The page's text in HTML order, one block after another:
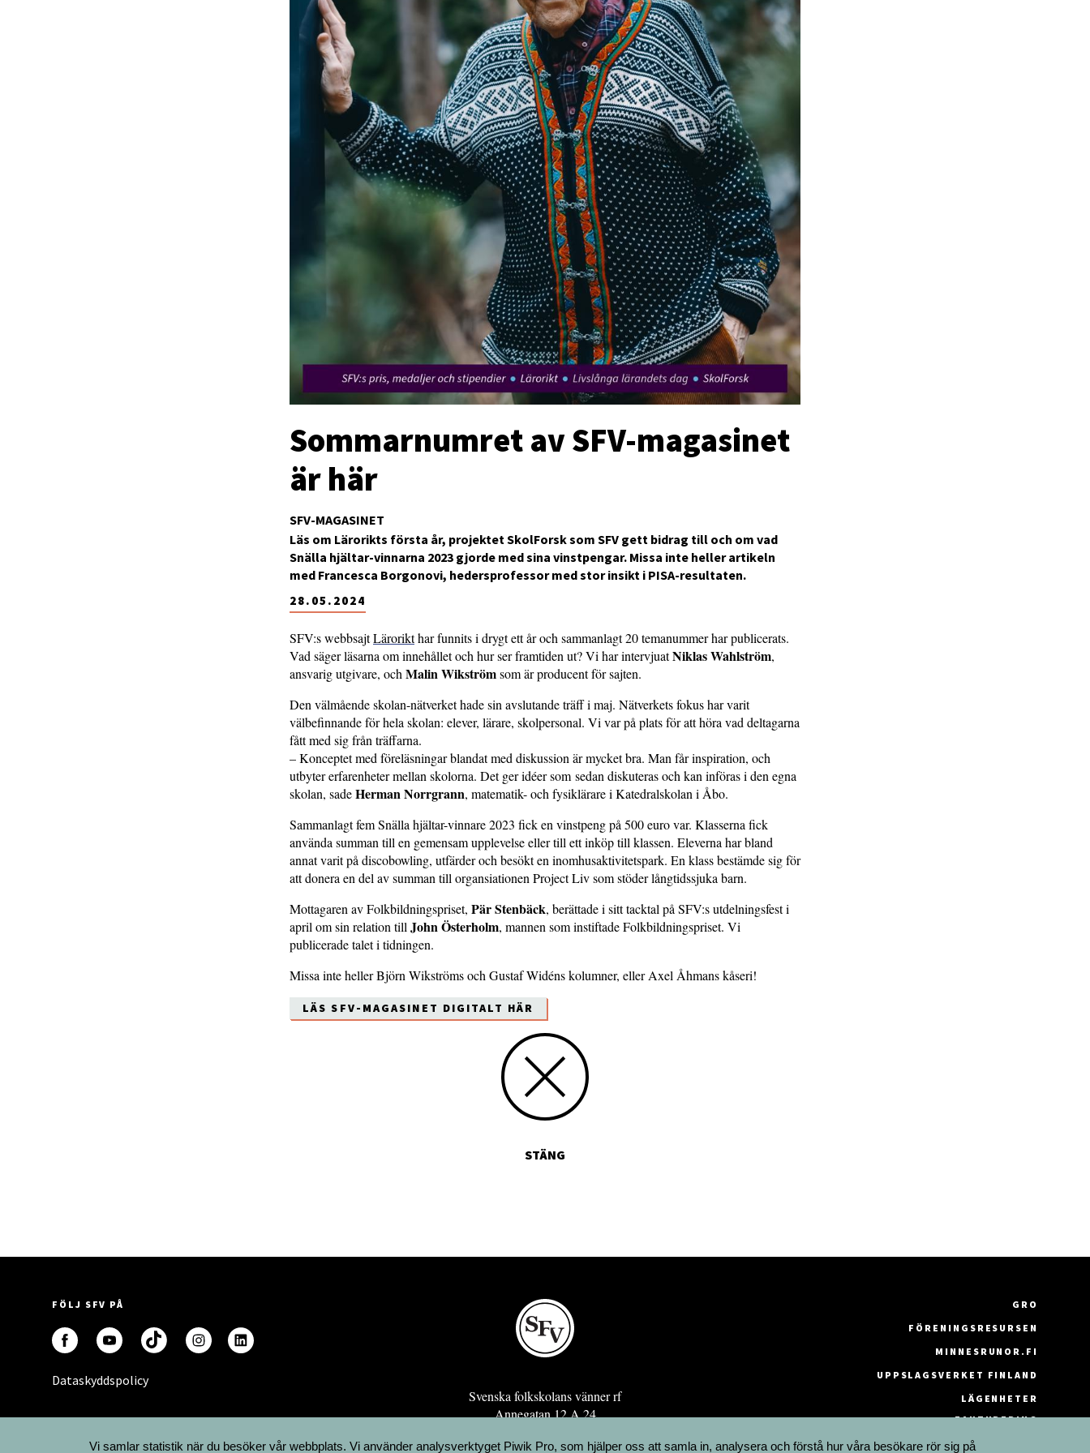
SFV-MAGASINET
Sommarnumret av SFV-magasinet
är här
28.05.2024
Läs om Lärorikts första år, projektet SkolForsk som SFV gett bidrag till och om vad
Snälla hjältar-vinnarna 2023 gjorde med sina vinstpengar. Missa inte heller artikeln
med Francesca Borgonovi, hedersprofessor med stor insikt i PISA-resultaten.
SFV:s webbsajtLärorikthar funnits i drygt ett år och sammanlagt 20 temanummer har publicerats.
Vad säger läsarna om innehållet och hur ser framtiden ut? Vi har intervjuatNiklas Wahlström,
ansvarig utgivare, och Malin Wikströmsom är producent för sajten.
Den välmående skolan-nätverket hade sin avslutande träff i maj. Nätverkets fokus har varit
välbefinnande för hela skolan: elever, lärare, skolpersonal. Vi var på plats för att höra vad deltagarna
fått med sig från träffarna.
– Konceptet med föreläsningar blan­dat med diskussion är mycket bra. Man får inspiration, och
utbyter erfaren­heter mellan skolorna. Det ger idéer som sedan diskuteras och kan införas i den egna
skolan, sadeHerman Norrgrann, matematik- och fysiklärare i Katedralskolan i Åbo.
Sammanlagt fem Snälla hjältar-vinnare 2023 fick en vinstpeng på 500 euro var. Klasserna fick
använda summan till en gemensam upplevelse eller till ett inköp till klassen. Eleverna har bland
annat varit på discobowling, utfärder och besökt en inomhusaktivitetspark. En klass bestämde sig för
att donera en del av summan till organsiationen Project Liv som stöder långtidssjuka barn.
Mottagaren av Folkbildningspriset, Pär Stenbäck, berättade i sitt tacktal på SFV:s utdelningsfest i
april om sin relation till John Österholm, mannen som instiftade Folkbildningspriset. Vi
publicerade talet i tidningen.
Missa inte heller Björn Wikströms och Gustaf Widéns kolumner, eller Axel Åhmans kåseri!
LÄS SFV-MAGASINET DIGITALT HÄR
STÄNG
FÖLJ SFV PÅ
Dataskyddspolicy
Svenska folkskolans vänner rf
Annegatan 12 A 24
sfv@sfv.fi
GRO
FÖRENINGSRESURSEN
MINNESRUNOR.FI
UPPSLAGSVERKET FINLAND
LÄGENHETER
FAKTURERING
Vi samlar statistik när du besöker vår webbplats. Vi använder analysverktyget Piwik Pro, som hjälper oss att samla in, analysera och förstå hur våra besökare rör sig på